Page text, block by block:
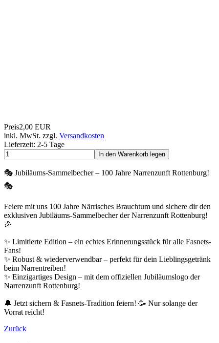
Preis2,00 EUR
inkl. MwSt. zzgl. Versandkosten
Lieferzeit: 2-5 Tage
In den Warenkorb legen
🎭 Jubiläums-Sammelbecher – 100 Jahre Narrenzunft Rottenburg!
🎭
Feiere mit uns 100 Jahre Närrisches Brauchtum und sichere dir den
exklusiven Jubiläums-Sammelbecher der Narrenzunft Rottenburg!
🎉
✨ Limitierte Edition – ein echtes Erinnerungsstück für alle Fasnets-
Fans!
✨ Robust & wiederverwendbar – perfekt für dein Lieblingsgetränk
beim Narrentreiben!
✨ Einzigartiges Design – mit dem offiziellen Jubiläumslogo der
Narrenzunft Rottenburg!
🔔 Jetzt sichern & Fasnets-Tradition feiern! 🥳 Nur solange der
Vorrat reicht!
Zurück